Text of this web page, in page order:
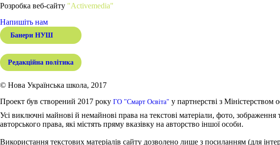
Розробка веб-сайту "Activemedia"
Напишіть нам
Банери НУШ
Редакційна політика
© Нова Українська школа, 2017
Проект був створений 2017 року ГО "Смарт Освіта" у партнерстві з
Усі виключні майнові й немайнові права на текстові матеріали, фото,
авторського права, які містять пряму вказівку на авторство іншої особи.
Використання текстових матеріалів сайту дозволено лише з посиланням (для